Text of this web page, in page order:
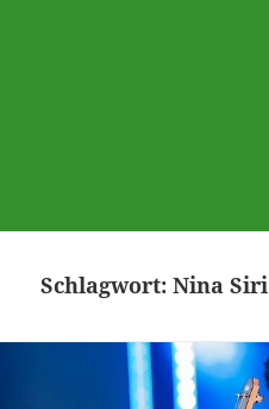
Schlagwort:Nina Siri